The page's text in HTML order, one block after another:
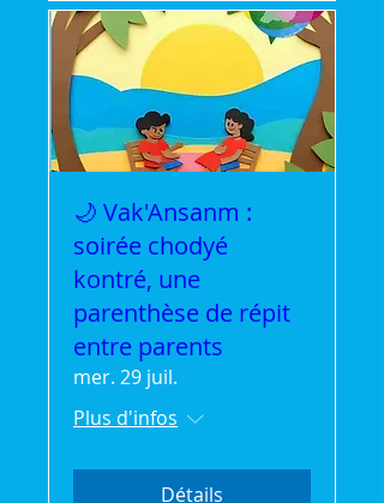
🌙 Vak'Ansanm :
soirée chodyé
kontré, une
parenthèse de répit
entre parents
mer. 29 juil.
Plus d'infos
Détails